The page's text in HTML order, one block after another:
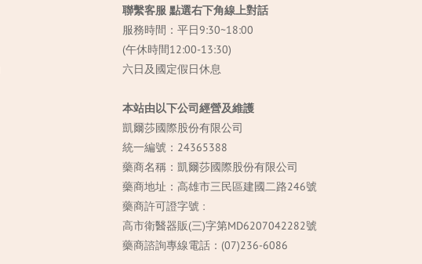
聯繫客服 點選右下角線上對話
服務時間：平日9:30~18:00
(午休時間12:00-13:30)
六日及國定假日休息
本站由以下公司經營及維護
凱爾莎國際股份有限公司
統一編號：24365388
藥商名稱：凱爾莎國際股份有限公司
藥商地址：高雄市三民區建國二路246號
藥商許可證字號 :
高市衛醫器販(三)字第MD6207042282號
藥商諮詢專線電話：(07)236-6086